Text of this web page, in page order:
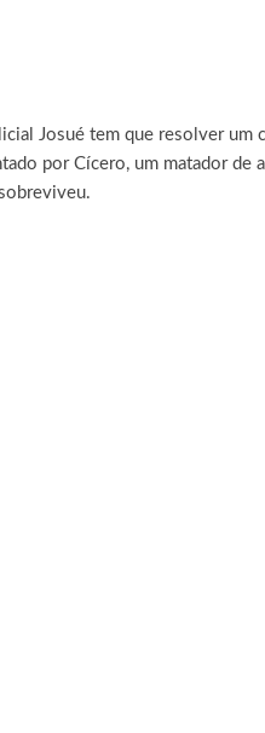
Josué tem que resolver
por Cícero, um matador de